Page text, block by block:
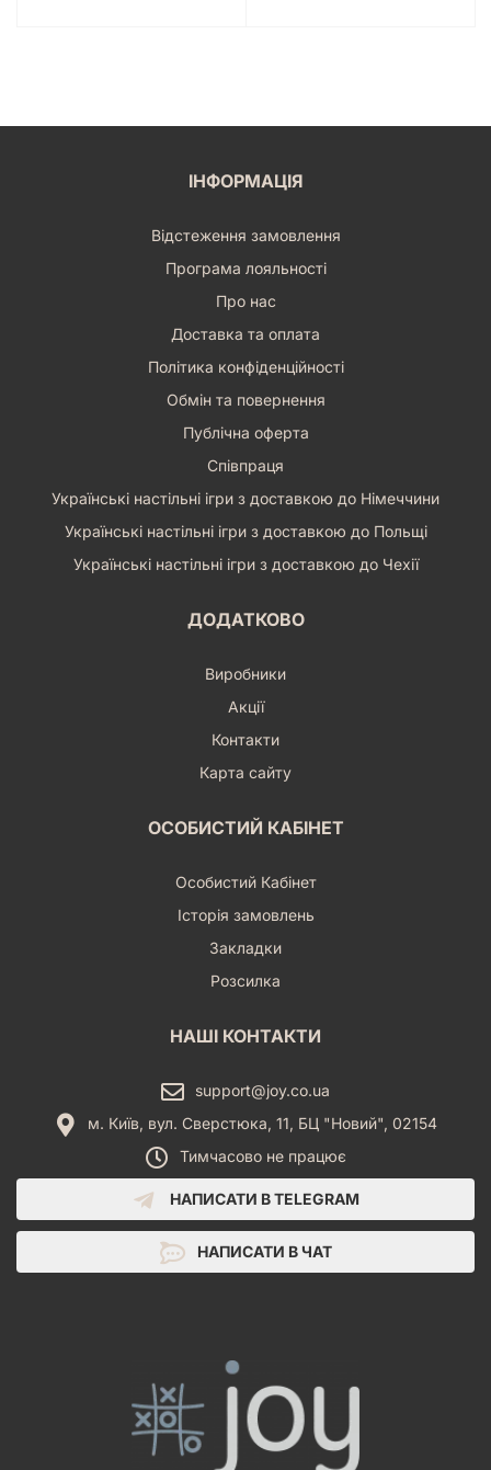
ІНФОРМАЦІЯ
Відстеження замовлення
Програма лояльності
Про нас
Доставка та оплата
Політика конфіденційності
Обмін та повернення
Публічна оферта
Співпраця
Українські настільні ігри з доставкою до Німеччини
Українські настільні ігри з доставкою до Польщі
Українські настільні ігри з доставкою до Чехії
ДОДАТКОВО
Виробники
Акції
Контакти
Карта сайту
ОСОБИСТИЙ КАБІНЕТ
Особистий Кабінет
Історія замовлень
Закладки
Розсилка
НАШІ КОНТАКТИ
support@joy.co.ua
м. Київ, вул. Сверстюка, 11, БЦ "Новий", 02154
Тимчасово не працює
НАПИСАТИ В TELEGRAM
НАПИСАТИ В ЧАТ